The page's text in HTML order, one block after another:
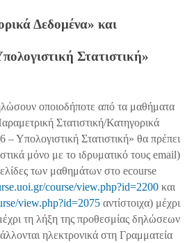
Δεδομένα» και
Στατιστική»
οποιοδήποτε από τα μαθήματα
Στατιστική/Κατηγορικά
Υπολογιστική Στατιστική» θα πρέπει
μόνο με το ιδρυματικό τους email)
των μαθημάτων στο ecourse
course/view.php?id=2200 και
view.php?id=2075αντίστοιχα) μέχρι
τη λήξη της προθεσμίας δηλώσεων
ηλεκτρονικά στη Γραμματεία